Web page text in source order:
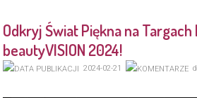
Odkryj Świat Piękna na Targach
beautyVISION 2024!
2024-02-21